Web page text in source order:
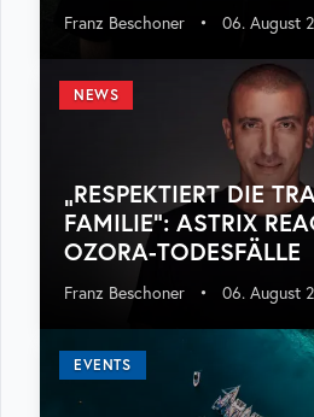
Franz Beschoner • 06. August
NEWS
„RESPEKTIERT DIE
FAMILIE“: ASTRIX
OZORA-TODESFÄLLE
Franz Beschoner • 06. August
EVENTS